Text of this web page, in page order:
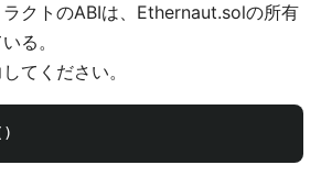
クトのABIは、Ethernaut.solの所有
る。
てください。